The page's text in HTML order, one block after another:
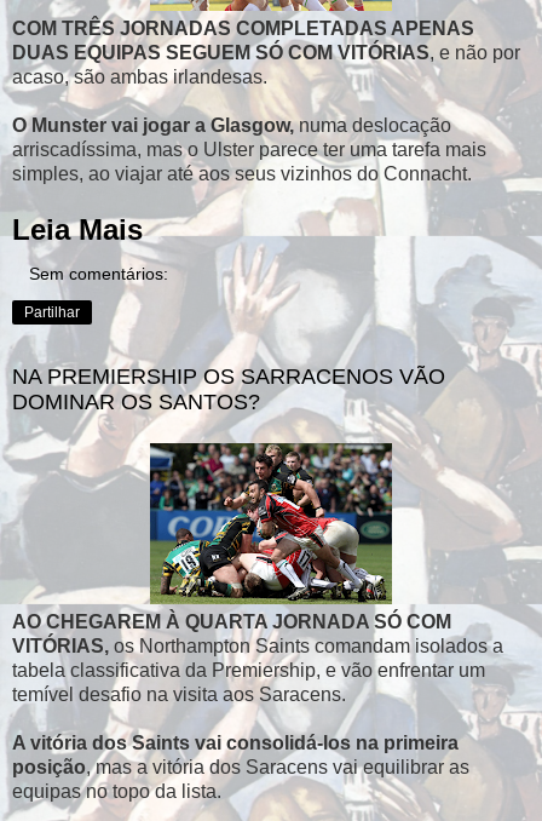
COM TRÊS JORNADAS COMPLETADAS APENAS
DUAS EQUIPAS SEGUEM SÓ COM VITÓRIAS, e não por
acaso, são ambas irlandesas.
O Munster vai jogar a Glasgow,numa deslocação
arriscadíssima, mas o Ulster parece ter uma tarefa mais
simples, ao viajar até aos seus vizinhos do Connacht.
Leia Mais
Sem comentários:
Partilhar
NA PREMIERSHIP OS SARRACENOS VÃO
DOMINAR OS SANTOS?
AO CHEGAREM À QUARTA JORNADA SÓ COM
VITÓRIAS, os Northampton Saints comandam isolados a
tabela classificativa da Premiership, e vão enfrentar um
temível desafio na visita aos Saracens.
A vitória dos Saints vai consolidá-los na primeira
posição, mas a vitória dos Saracens vai equilibrar as
equipas no topo da lista.